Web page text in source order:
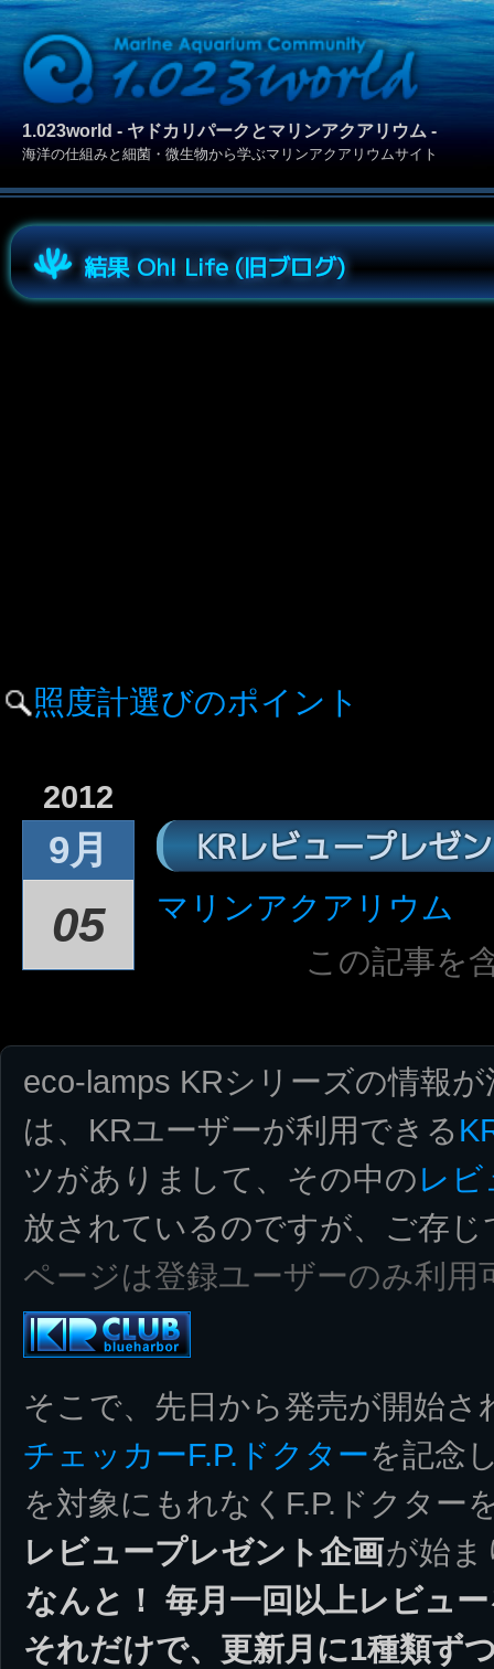
1.023world - ヤドカリパークとマリンアクアリウム -
海洋の仕組みと細菌・微生物から学ぶマリンアクアリウムサイト
結果 Oh! Life (旧ブログ)
照度計選びのポイント
2012
9月
05
KRレビュープレゼ
マリンアクアリウム
この記事を
eco-lamps KRシリーズの情報が
は、KRユーザーが利用できる
ツがありまして、その中のレ
放されているのですが、ご存
ページは登録ユーザーのみ利用
そこで、先日から発売が開始さ
チェッカーF.P.ドクターを記念
を対象にもれなくF.P.ドクター
レビュープレゼント企画が始ま
なんと！ 毎月一回以上レビュ
それだけで、更新月に1種類ず